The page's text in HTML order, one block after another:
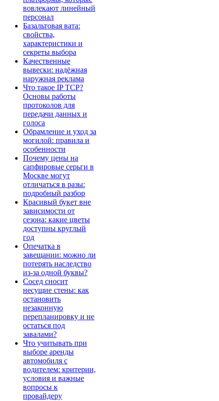
вовлекают линейный
персонал
Базальтовая вата:
свойства,
характеристики и
секреты выбора
Качественные
вывески: надёжная
наружная реклама
Что такое IP TCP?
Основы работы
протоколов для
передачи данных и
голоса
Обрамление и уход за
могилой: правила и
особенности
Почему цены на
сапфировые серьги в
Москве могут
отличаться в разы:
подробный разбор
Красивый букет вне
зависимости от
сезона: какие цветы
доступны круглый
год
Опечатка в
завещании: можно ли
потерять наследство
из-за одной буквы?
Сосед сносит
несущие стены: как
остановить
незаконную
перепланировку и не
остаться под
завалами?
Что учитывать при
выборе аренды
автомобиля с
водителем: критерии,
условия и важные
вопросы к
провайдеру